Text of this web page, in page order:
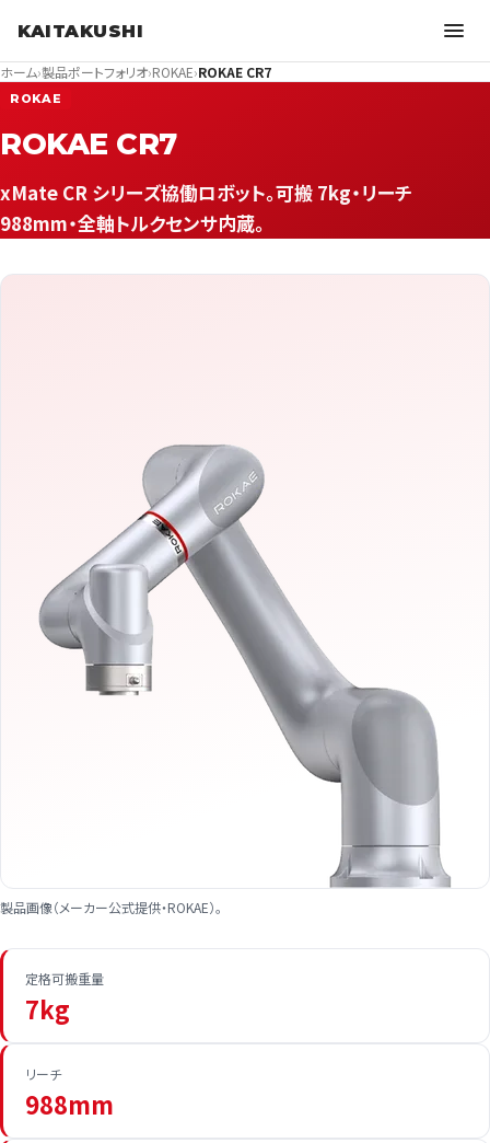
KAITAKUSHI
ホーム›製品ポートフォリオ›ROKAE›ROKAE CR7
ROKAE
ROKAE CR7
xMate CR シリーズ協働ロボット。可搬 7kg・リーチ
988mm・全軸トルクセンサ内蔵。
製品画像（メーカー公式提供・ROKAE）。
定格可搬重量
7kg
リーチ
988mm